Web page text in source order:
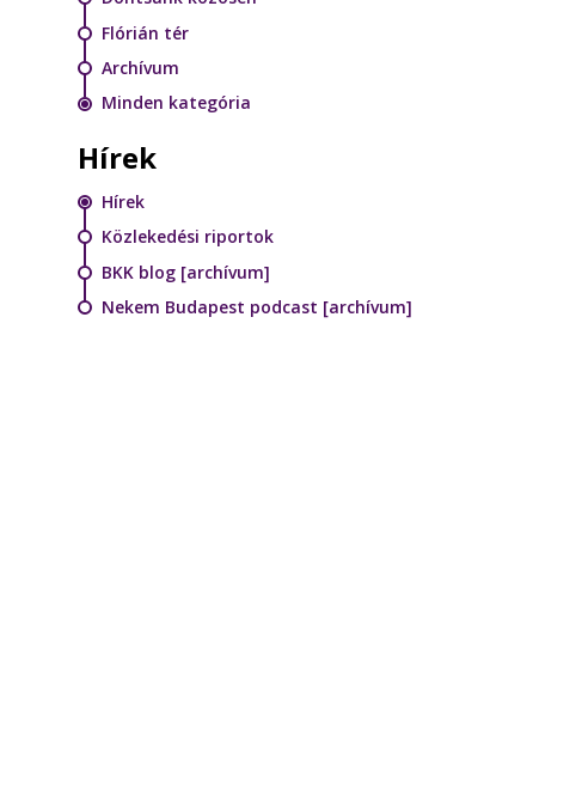
Flórián tér
Archívum
Minden kategória
Hírek
Hírek
Közlekedési riportok
BKK blog [archívum]
Nekem Budapest podcast [archívum]